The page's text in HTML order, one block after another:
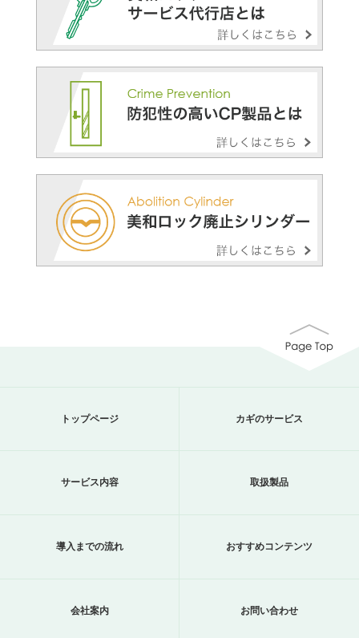
トップページ カギのサービス
サービス内容 取扱製品
導入までの流れ おすすめコンテンツ
会社案内 お問い合わせ